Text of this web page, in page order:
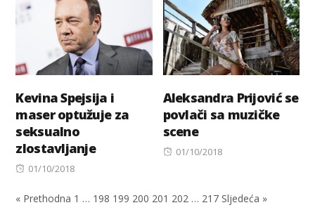
Kevina Spejsija i
maser optužuje za
seksualno
zlostavljanje
Posted
01/10/2018
Aleksandra Prijović se
povlači sa muzičke
scene
Posted
01/10/2018
« Prethodna 1 … 198 199 200 201 202 … 217 Sljedeća »